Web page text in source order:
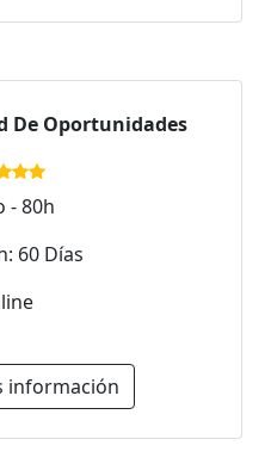
De Oportunidades
- 80h
60 Días
información